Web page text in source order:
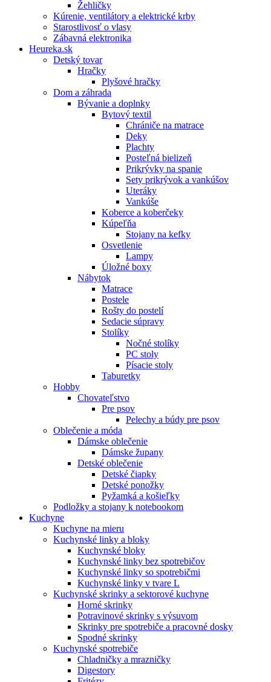
Žehličky
Kúrenie, ventilátory a elektrické krby
Starostlivosť o vlasy
Zábavná elektronika
Heureka.sk
Detský tovar
Hračky
Plyšové hračky
Dom a záhrada
Bývanie a doplnky
Bytový textil
Chrániče na matrace
Deky
Plachty
Posteľná bielizeň
Prikrývky na spanie
Sety prikrývok a vankúšov
Uteráky
Vankúše
Koberce a koberčeky
Kúpeľňa
Stojany na kefky
Osvetlenie
Lampy
Úložné boxy
Nábytok
Matrace
Postele
Rošty do postelí
Sedacie súpravy
Stolíky
Nočné stolíky
PC stoly
Písacie stoly
Taburetky
Hobby
Chovateľstvo
Pre psov
Pelechy a búdy pre psov
Oblečenie a móda
Dámske oblečenie
Dámske župany
Detské oblečenie
Detské čiapky
Detské ponožky
Pyžamká a košieľky
Podložky a stojany k notebookom
Kuchyne
Kuchyne na mieru
Kuchynské linky a bloky
Kuchynské bloky
Kuchynské linky bez spotrebičov
Kuchynské linky so spotrebičmi
Kuchynské linky v tvare L
Kuchynské skrinky a sektorové kuchyne
Horné skrinky
Potravinové skrinky s výsuvom
Skrinky pre spotrebiče a pracovné dosky
Spodné skrinky
Kuchynské spotrebiče
Chladničky a mrazničky
Digestory